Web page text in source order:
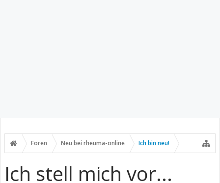
Foren Neu bei rheuma-online Ich bin neu!
Ich stell mich vor...